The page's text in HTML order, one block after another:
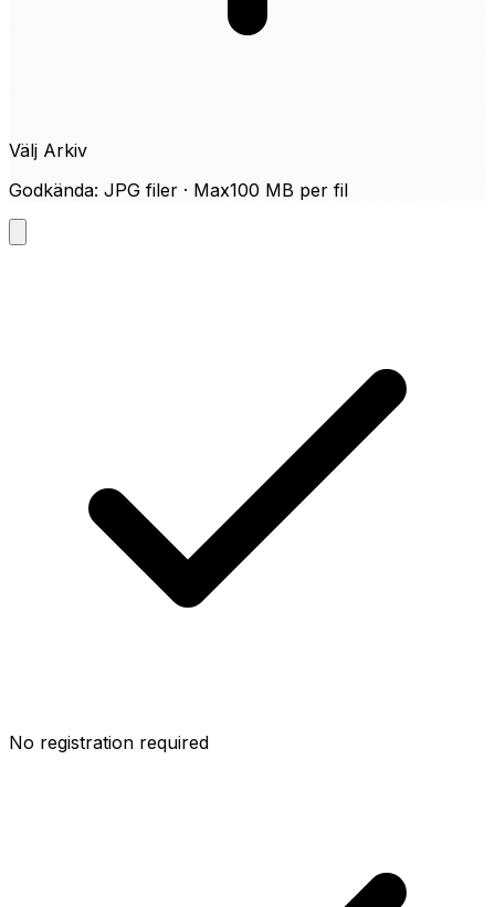
Välj Arkiv
Godkända: JPG filer · Max100 MB per fil
No registration required